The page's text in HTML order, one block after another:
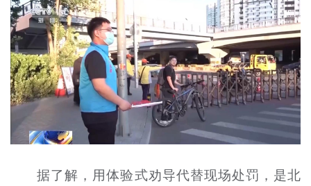
据了解，用体验式劝导代替现场处罚，是北